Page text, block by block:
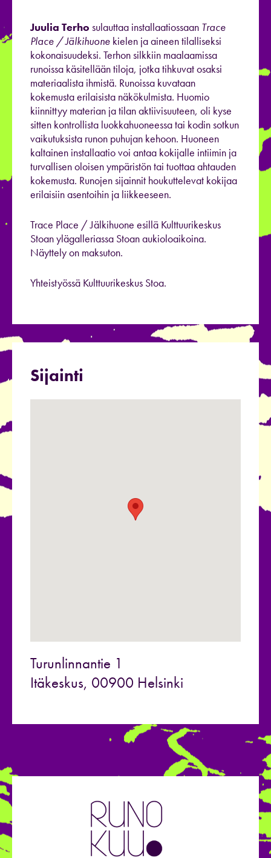
Juulia Terho sulauttaa installaatiossaan Trace
Place / Jälkihuone kielen ja aineen tilalliseksi
kokonaisuudeksi. Terhon silkkiin maalaamissa
runoissa käsitellään tiloja, jotka tihkuvat osaksi
materiaalista ihmistä. Runoissa kuvataan
kokemusta erilaisista näkökulmista. Huomio
kiinnittyy materian ja tilan aktiivisuuteen, oli kyse
sitten kontrollista luokkahuoneessa tai kodin sotkun
vaikutuksista runon puhujan kehoon. Huoneen
kaltainen installaatio voi antaa kokijalle intiimin ja
turvallisen oloisen ympäristön tai tuottaa ahtauden
kokemusta. Runojen sijainnit houkuttelevat kokijaa
erilaisiin asentoihin ja liikkeeseen.
Trace Place / Jälkihuone esillä Kulttuurikeskus
Stoan ylägalleriassa Stoan aukioloaikoina.
Näyttely on maksuton.
Yhteistyössä Kulttuurikeskus Stoa.
Sijainti
Turunlinnantie 1
Itäkeskus, 00900 Helsinki